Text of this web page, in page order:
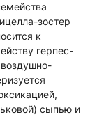
зостер
к
герпес-
сыпью и